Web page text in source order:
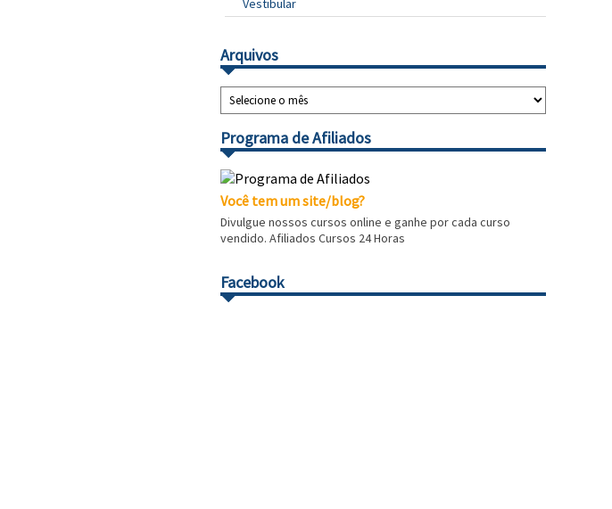
Vestibular
Arquivos
Programa de Afiliados
Você tem um site/blog?
Divulgue nossos cursos online e ganhe por cada curso
vendido. Afiliados Cursos 24 Horas
Facebook